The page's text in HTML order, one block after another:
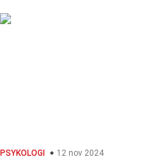
PSYKOLOGI 12 nov 2024